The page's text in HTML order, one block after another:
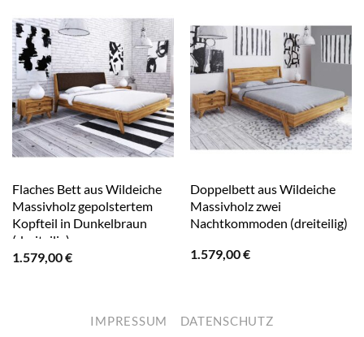
Flaches Bett aus Wildeiche
Massivholz gepolstertem
Kopfteil in Dunkelbraun
(dreiteilig)
1.579,00€
Doppelbett aus Wildeiche
Massivholz zwei
Nachtkommoden (dreiteilig)
1.579,00€
IMPRESSUM DATENSCHUTZ